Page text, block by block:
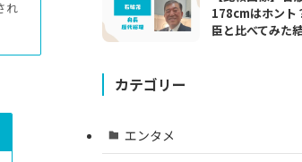
れ
178cmはホント
臣と比べてみた
カテゴリー
エンタメ